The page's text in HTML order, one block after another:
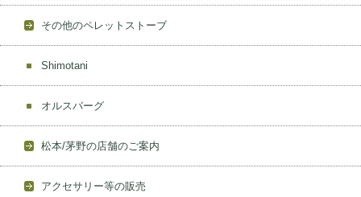
その他のペレットストーブ
Shimotani
オルスバーグ
松本/茅野の店舗のご案内
アクセサリー等の販売